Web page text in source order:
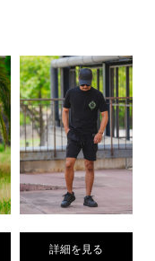
詳細を見る